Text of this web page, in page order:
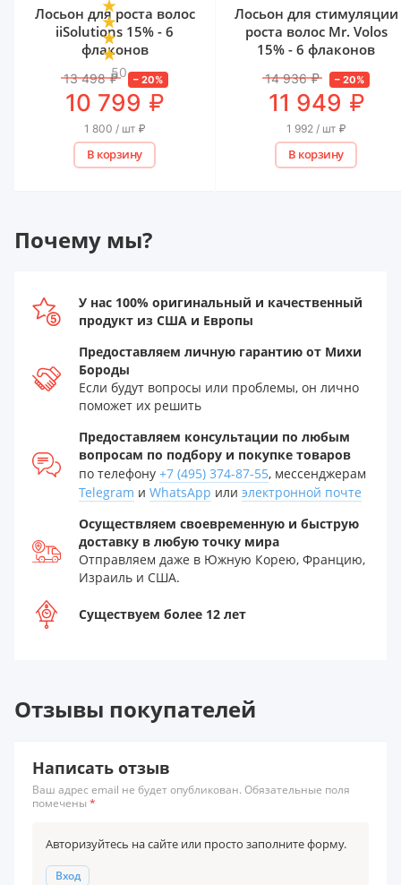
50
Лосьон для роста волос
iiSolutions 15% - 6
флаконов
13 498 ₽ – 20%
10 799 ₽
1 800 / шт ₽
В корзину
Лосьон для стимуляции
роста волос Mr. Volos
15% - 6 флаконов
14 936 ₽ – 20%
11 949 ₽
1 992 / шт ₽
В корзину
Почему мы?
У нас 100% оригинальный и качественный
продукт из США и Европы
Предоставляем личную гарантию от Михи
Бороды
Если будут вопросы или проблемы, он лично
поможет их решить
Предоставляем консультации по любым
вопросам по подбору и покупке товаров
по телефону +7 (495) 374-87-55, мессенджерам
Telegram и WhatsApp или электронной почте
Осуществляем своевременную и быструю
доставку в любую точку мира
Отправляем даже в Южную Корею, Францию,
Израиль и США.
Существуем более 12 лет
Отзывы покупателей
Написать отзыв
Ваш адрес email не будет опубликован. Обязательные поля
помечены *
Авторизуйтесь на сайте или просто заполните форму.
Вход